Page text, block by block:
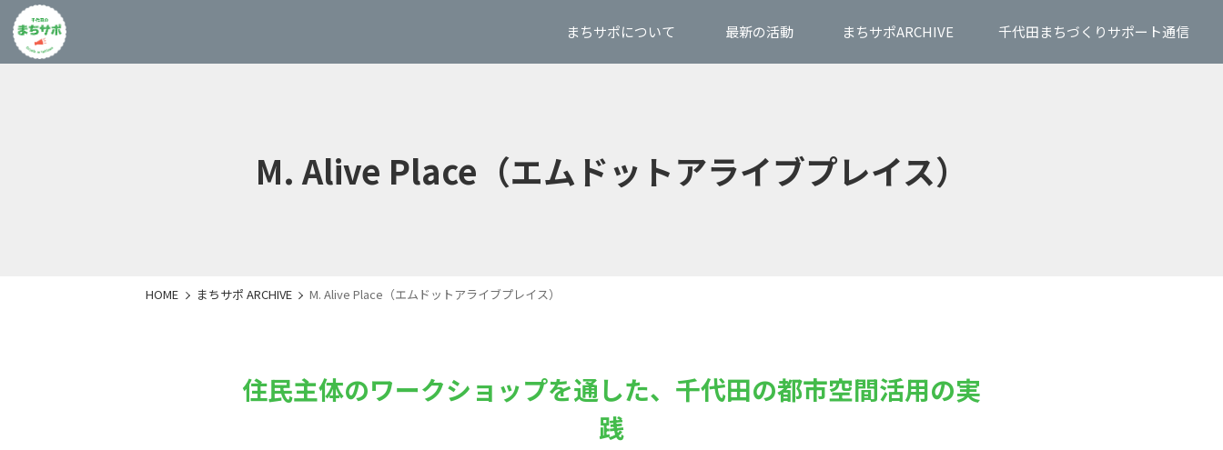
まちサポについて 最新の活動 まちサポARCHIVE 千代田まちづくりサポート通信
M. Alive Place（エムドットアライブプレイス）
HOME まちサポ ARCHIVE M. Alive Place（エムドットアライブプレイス）
住民主体のワークショップを通した、千代田の都市空間活用の実
践